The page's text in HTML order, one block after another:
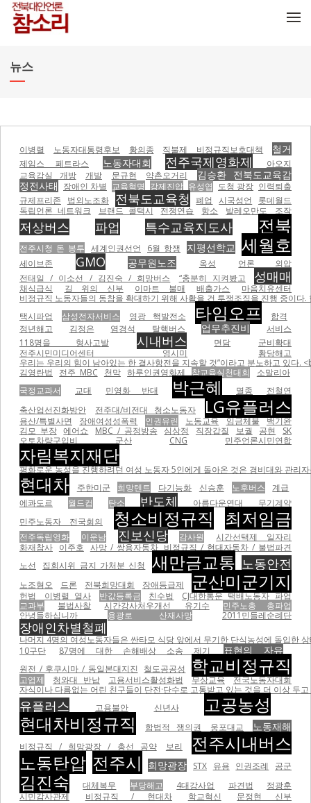
뉴스
이병렬 노동자대통령후보 황의종 직불제 비정규직보호대책 철거
제임스 페트라스 노동자대회 전주국제영화제
아오지
교육감실 개방
개발 문규현 약촌오거리
김승환 전북도교육감
정전사태 장애인 차별 교육혁명 강제진압 유성엽 도청 광장 인력퇴출
규제프리존
법외노조화 전북도교육청 폐업 시국성언
롯데월드
독립언론 네트워크
브랜드 콜택시 전쟁연습 항소 발레오만도 조작
저상버스 파업 특수교육지도사 전북
전주시청 돈 봉투 세계인권선언 6월 항쟁 지평선학교 세월호
세이브존 GMO 공무원노조 옥성
언론 외압
전태일 / 이소선 / 김진숙 / 희망버스
“충분히 지켜봤고 성매매
채식급식 길 위의 신부 이마트 불매 배출가스
마음치유센터
비정규직 노동자들의 동참을 확대하기 위해 사활을 건 투쟁조직을 진행 중이다.
택시파업
삼성전자서비스 영광 핵발전소 타임오프
합격
정년해고
김정은 염경석 탈핵버스 업무추진비
서비스
118명을 형사고발
시내버스 면담
군비확대
전주시민미디어센터 영시미
황당해고
우리는 우리의 힘이 남아있는 한 결사항전을 지속할 것”이라고 분노하고 있다.
김영란법
전주 MBC 천막 하루인권영화제 참교육실천대회
소말리아
국정교과서
교대 민영화 반대 박근혜 멸종
전철연
축산업선진화방안
전주대/비전대 청소노동자 LG유플러스
용산/특별사면 장애여성성폭력 인권유린 노동교육 임금체불
백기완
김모 부장 에어쇼 MBC / 공정방송 심상정 직장갑질 보궐 공현
SK
오토차량구입비
군산 CNG 민주언론시민연합
자림복지재단
평화로운 농성을 진행하려던 여성 노동자 5인에게 돌아온 것은 경비대와 관
현대차 주한미군 희망텐트 다기능화 신승훈 노후버스
계급
에콰도르
월드컵 탄소 반도체 아름다운연대
무기계약
민주노동자 전국회의
청소비정규직 최저임금
전주독립영화 이운남 진보신당 감사원
시간선택제 일자리
화재참사 이주호 사망 / 쌍용자동차 비정규직 / 현대자동차 / 불법파견
노선
집회시위 금지 가처분 신청 새만금교통 노동안전
노조혐오 드론 전북희망대회 장애등급제 군산미군기지
헌법 이병렬 열사 반값등록금 친수법
CJ대한통운 택배노동자 파업
교과부
불법사찰 시간강사처우개선 유기수
민주노총 총파업
안녕들하십니까
용광로 산재사망 2011민들레순례단
장애인차별철폐
나머지 4명의 여성노동자들은 싼타모 식당 앞에서 무기한 단식농성에 돌입한
10구단
87명에 대한 손해배상 소송 제기 표현의 자유
원전 / 후쿠시마 / 동일본대지진 철도공공성 학교비정규직
고엽제 청와대 반납 고용서비스활성화법 무상교육
전국노동자대회
자식이나 다름없는 어린 친구들이 단전·단수로 고통받고 있는 것을 더 이상
유플러스 고용불안 신년사
고공농성
현대차비정규직
합법적 쟁의권 웅포대교 노동재해
비정규직 / 희망광장 / 총선 공약 보리
전주시내버스
노동탄압 전주시 희망광장 STX 유용 인권조례 공군
김진숙 대체복무 부당해고 4대강사업 파견법
정광훈
시민감사관제
비정규직 / 현대차 학교혁신
문정현 신부